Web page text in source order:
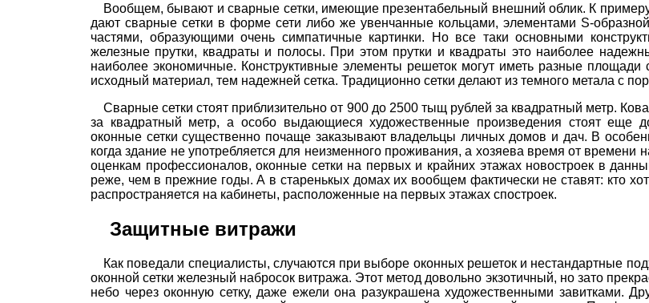
Вообщем, бывают и сварные сетки, имеющие презентабельный внешний облик. К
дают сварные сетки в форме сети либо же увенчанные кольцами, элементами S-
частями, образующими очень симпатичные картинки. Но все таки основными
железные прутки, квадраты и полосы. При этом прутки и квадраты это наиболее
наиболее экономичные. Конструктивные элементы решеток могут иметь разные площади
исходный материал, тем надежней сетка. Традиционно сетки делают из темного метала с
Сварные сетки стоят приблизительно от 900 до 2500 тыщ рублей за квадратный метр.
за квадратный метр, а особо выдающиеся художественные произведения стоят еще
оконные сетки существенно почаще заказывают владельцы личных домов и дач. В
когда здание не употребляется для неизменного проживания, а хозяева время от
оценкам профессионалов, оконные сетки на первых и крайних этажах новостроек в
реже, чем в прежние годы. А в старенькых домах их вообщем фактически не ставят: кто
распространяется на кабинеты, расположенные на первых этажах спостроек.
Защитные витражи
Как поведали специалисты, случаются при выборе оконных решеток и нестандартные
оконной сетки железный набросок витража. Этот метод довольно экзотичный, но зато
небо через оконную сетку, даже ежели она разукрашена художественными завитками.